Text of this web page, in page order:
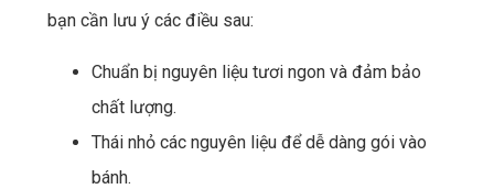
bạn cần lưu ý các điều sau:
Chuẩn bị nguyên liệu tươi ngon và đảm bảo
chất lượng.
Thái nhỏ các nguyên liệu để dễ dàng gói vào
bánh.